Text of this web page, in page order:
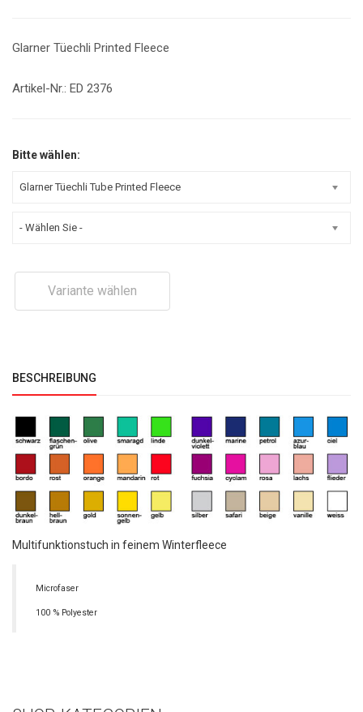
Glarner Tüechli Printed Fleece
Artikel-Nr.: ED 2376
Bitte wählen:
Glarner Tüechli Tube Printed Fleece
- Wählen Sie -
Variante wählen
BESCHREIBUNG
Multifunktionstuch in feinem Winterfleece
Microfaser
100 % Polyester